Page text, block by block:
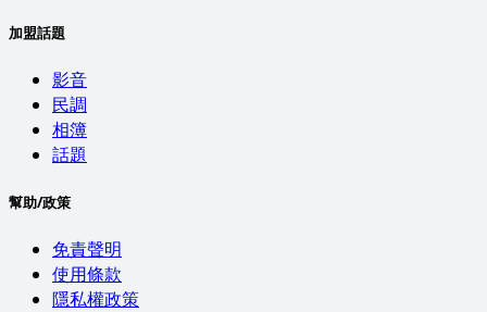
加盟話題
影音
民調
相簿
話題
幫助/政策
免責聲明
使用條款
隱私權政策